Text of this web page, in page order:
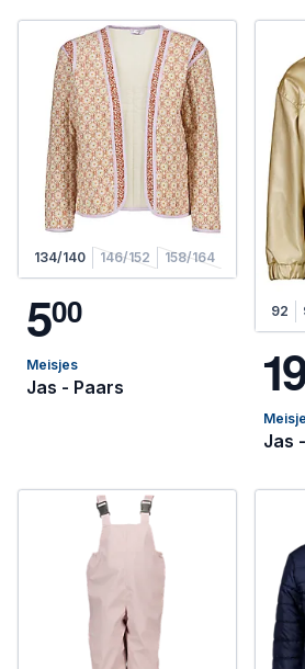
134/140 146/152 158/164
500
Meisjes
Jas - Paars
92
1
Jas